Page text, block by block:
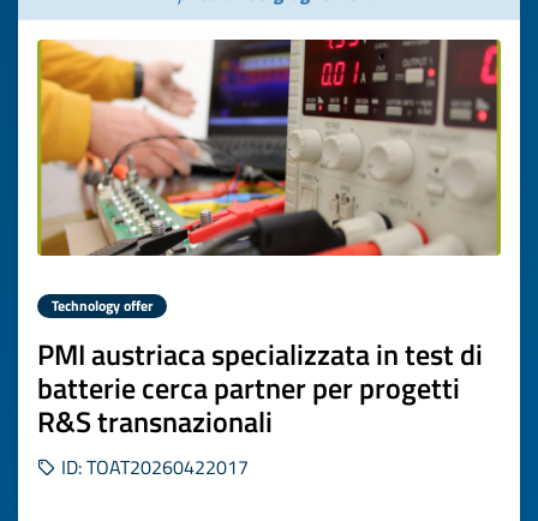
Technology offer
PMI austriaca specializzata in test di
batterie cerca partner per progetti
R&S transnazionali
ID: TOAT20260422017